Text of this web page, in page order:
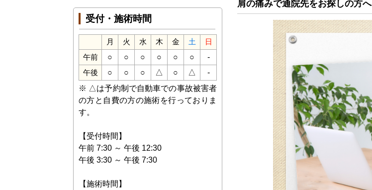
肩の痛みで通院先をお探しの方へ
受付・施術時間
月 火 水 木 金 土
日
午前
○ ○ ○ ○ ○ ○ -
午後 ○ ○ ○ △ ○ △
-
※ △は予約制で自動車での事故被害者
の方と自費の方の施術を行っておりま
す。
【受付時間】
午前 7:30 ～ 午後 12:30
午後 3:30 ～ 午後 7:30
【施術時間】